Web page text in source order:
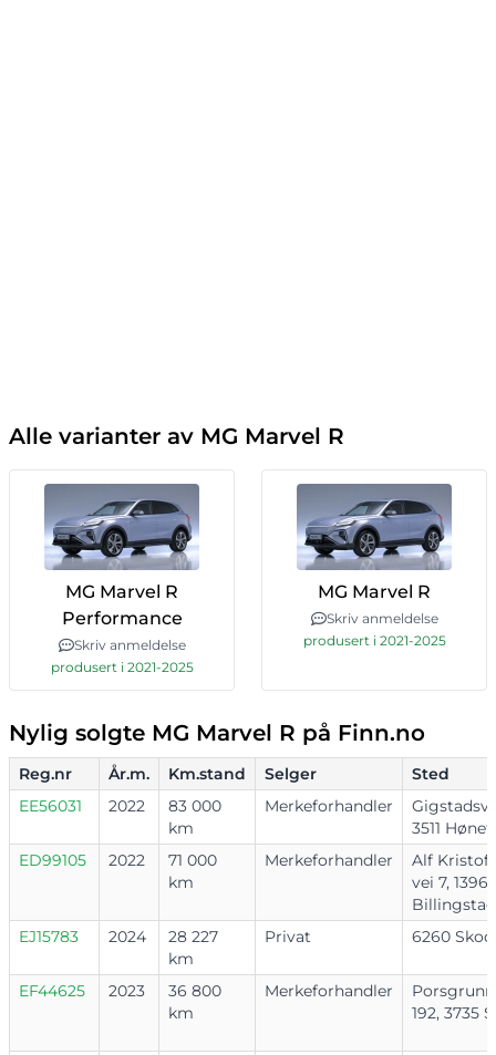
Alle varianter av MG Marvel R
MG Marvel R
Performance
Skriv anmeldelse
produsert i 2021-2025
MG Marvel R
Skriv anmeldelse
produsert i 2021-2025
Nylig solgte MG Marvel R på Finn.no
Reg.nr År.m. Km.stand Selger
Sted
EE56031
2022
83 000
km
Merkeforhandler
3511
ED99105
2022
71 000
km
Merkeforhandler
Alf
vei 7, 1396
Billingstad
EJ15783
2024
28 227
km
Privat 6260
EF44625 2023
36 800
km
Merkeforhandler
192, 3735